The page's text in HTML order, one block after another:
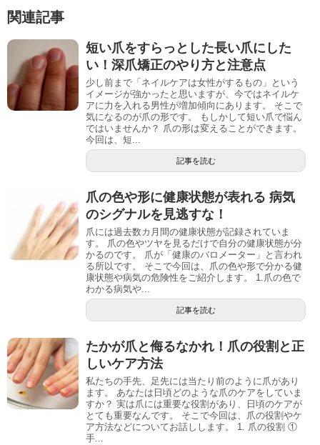
関連記事
短い爪をすらっとした長い爪にした
い！深爪矯正のやり方と注意点
少し前まで「ネイルケアは女性がするもの」という
イメージが強かったと思いますが、今ではネイルケ
アに力を入れる男性が増加傾向にあります。 そこで
気になるのが爪の形です。 もしかして短い爪で悩ん
ではいませんか？ 爪の形は変えることができます。
今回は、短...
記事を読む
爪の色や形に健康状態が表れる 病気
のシグナルを見逃すな！
爪には過去数カ月間の健康状態が記録されていま
す。 爪の色やツヤを見るだけで自分の健康状態が分
かるのです。 爪が「健康のバロメーター」と言われ
る所以です。 そこで今回は、爪の色や形で分かる健
康状態や病気の危険性をご紹介します。 1.爪の色で
わかる病気や...
記事を読む
たかが爪と侮るなかれ！爪の役割と正
しいケア方法
私たちの手先、足先には当たり前のように爪があり
ます。 あなたは日頃どのような爪のケアをしていま
すか？ 実は爪には重要な役割があり、日頃のケアが
とても重要なんです。 そこで今回は、爪の役割やケ
ア方法などについてお話しします。 1. 爪の役割 ①
手...